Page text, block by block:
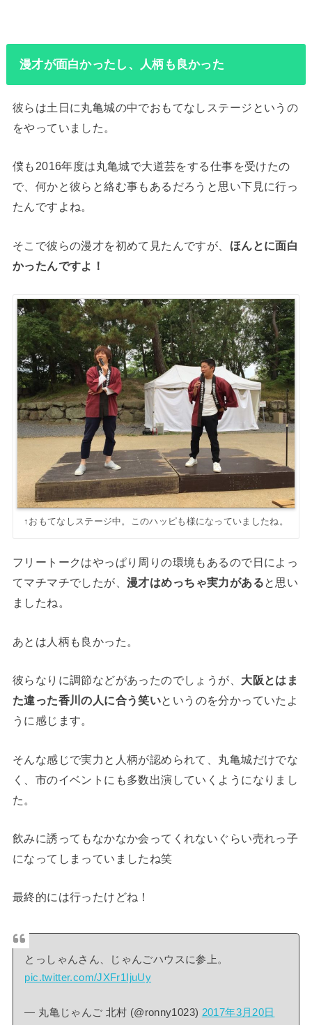
漫才が面白かったし、人柄も良かった
彼らは土日に丸亀城の中でおもてなしステージというの
をやっていました。
僕も2016年度は丸亀城で大道芸をする仕事を受けたの
で、何かと彼らと絡む事もあるだろうと思い下見に行っ
たんですよね。
そこで彼らの漫才を初めて見たんですが、 ほんとに面白
かったんですよ！
↑おもてなしステージ中。このハッピも様になっていましたね。
フリートークはやっぱり周りの環境もあるので日によっ
てマチマチでしたが、漫才はめっちゃ実力があると思い
ましたね。
あとは人柄も良かった。
彼らなりに調節などがあったのでしょうが、 大阪とはま
た違った香川の人に合う笑いというのを分かっていたよ
うに感じます。
そんな感じで実力と人柄が認められて、丸亀城だけでな
く、市のイベントにも多数出演していくようになりまし
た。
飲みに誘ってもなかなか会ってくれないぐらい売れっ子
になってしまっていましたね笑
最終的には行ったけどね！
とっしゃんさん、じゃんごハウスに参上。
pic.twitter.com/JXFr1IjuUy
— 丸亀じゃんご 北村 (@ronny1023) 2017年3月20日